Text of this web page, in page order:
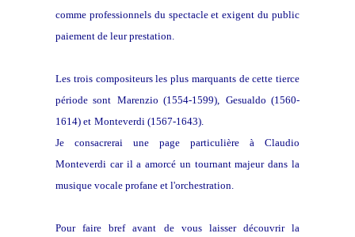
comme professionnels du spectacle et exigent du public
paiement de leur prestation.
Les trois compositeurs les plus marquants de cette tierce
période sont Marenzio (1554-1599),
Gesualdo (1560-
1614) et Monteverdi (1567-1643).
Je consacrerai une page particulière à Claudio
Monteverdi car il a amorcé un tournant majeur dans la
musique vocale profane et l'orchestration.
Pour faire bref avant de vous laisser découvrir la